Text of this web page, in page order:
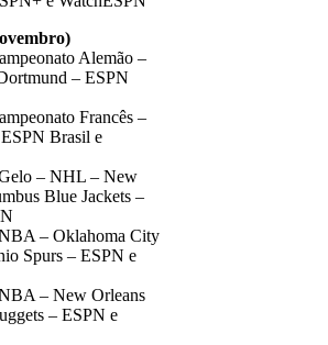
Alemão –
– ESPN
Francês –
Brasil e
– NHL – New
Blue Jackets –
– Oklahoma City
Spurs – ESPN e
– New Orleans
– ESPN e